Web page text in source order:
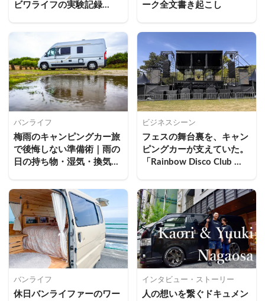
ビワライフの実験記録
ーク全文書き起こし
バンライフ
梅雨のキャンピングカー旅
で後悔しない準備術｜雨の
日の持ち物・湿気・換気対
ビジネスシーン
フェスの舞台裏を、キャン
ピングカーが支えていた。
「Rainbow Disco Club
運営拠点という新発想
バンライフ
休日バンライファーのワー
インタビュー・ストーリー
人の想いを繋ぐドキュメン